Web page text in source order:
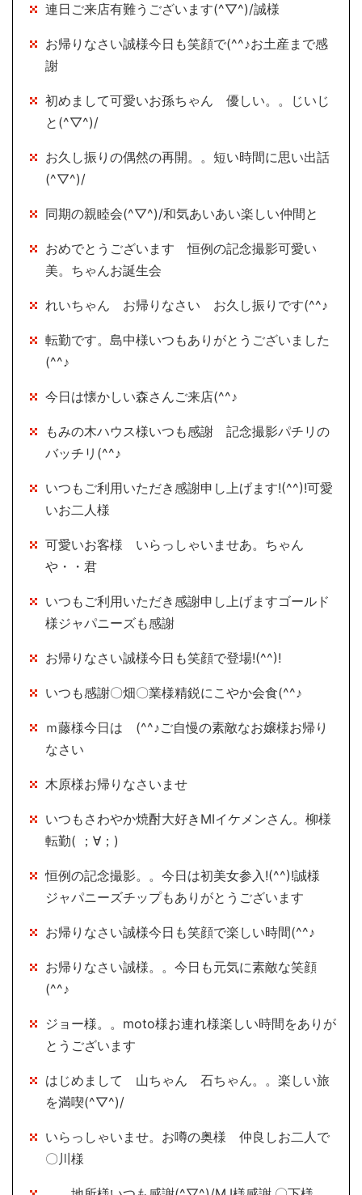
連日ご来店有難うございます(^▽^)/誠様
お帰りなさい誠様今日も笑顔で(^^♪お土産まで感
謝
初めまして可愛いお孫ちゃん 優しい。。じいじ
と(^▽^)/
お久し振りの偶然の再開。。短い時間に思い出話
(^▽^)/
同期の親睦会(^▽^)/和気あいあい楽しい仲間と
おめでとうございます 恒例の記念撮影可愛い
美。ちゃんお誕生会
れいちゃん お帰りなさい お久し振りです(^^♪
転勤です。島中様いつもありがとうございました
(^^♪
今日は懐かしい森さんご来店(^^♪
もみの木ハウス様いつも感謝 記念撮影パチリの
バッチリ(^^♪
いつもご利用いただき感謝申し上げます!(^^)!可愛
いお二人様
可愛いお客様 いらっしゃいませあ。ちゃん
や・・君
いつもご利用いただき感謝申し上げますゴールド
様ジャパニーズも感謝
お帰りなさい誠様今日も笑顔で登場!(^^)!
いつも感謝〇畑〇業様精鋭にこやか会食(^^♪
ｍ藤様今日は (^^♪ご自慢の素敵なお嬢様お帰り
なさい
木原様お帰りなさいませ
いつもさわやか焼酎大好きMIイケメンさん。柳様
転勤( ；∀；)
恒例の記念撮影。。今日は初美女参入!(^^)!誠様
ジャパニーズチップもありがとうございます
お帰りなさい誠様今日も笑顔で楽しい時間(^^♪
お帰りなさい誠様。。今日も元気に素敵な笑顔
(^^♪
ジョー様。。moto様お連れ様楽しい時間をありが
とうございます
はじめまして 山ちゃん 石ちゃん。。楽しい旅
を満喫(^▽^)/
いらっしゃいませ。お噂の奥様 仲良しお二人で
〇川様